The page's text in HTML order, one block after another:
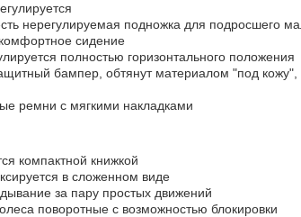
нерегулируемая подножка для подросшего
сидение
полностью горизонтального положения
бампер, обтянут материалом "под кожу",
ремни с мягкими накладками
компактной книжкой
в сложенном виде
за пару простых движений
поворотные с возможностью блокировки